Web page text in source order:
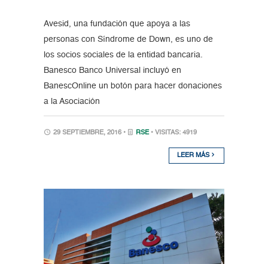
Avesid, una fundación que apoya a las
personas con Síndrome de Down, es uno de
los socios sociales de la entidad bancaria.
Banesco Banco Universal incluyó en
BanescOnline un botón para hacer donaciones
a la Asociación
29 SEPTIEMBRE, 2016 • RSE • VISITAS: 4919
LEER MÁS